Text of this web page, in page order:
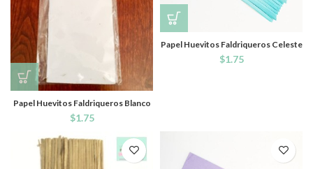
Papel Huevitos Faldriqueros Blanco
$1.75
Papel Huevitos Faldriqueros Celeste
$1.75